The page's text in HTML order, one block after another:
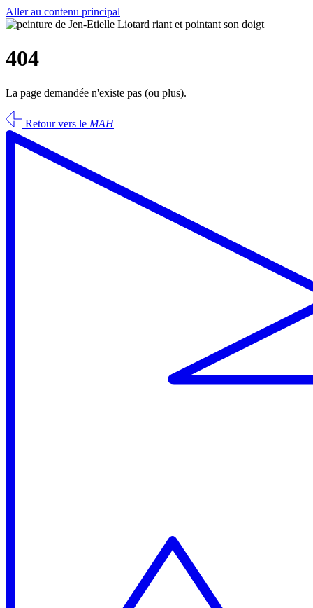
Aller au contenu principal
404
La page demandée n'existe pas (ou plus).
Retour vers le MAH